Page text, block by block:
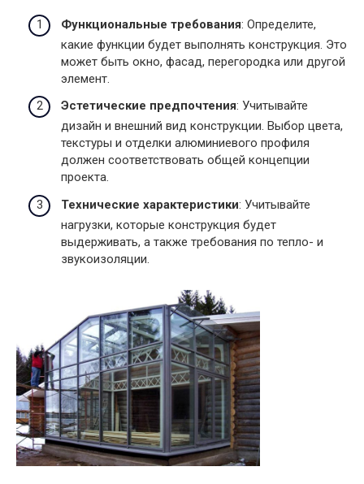
Функциональные требования: Определите,
какие функции будет выполнять конструкция. Это
может быть окно, фасад, перегородка или другой
элемент.
Эстетические предпочтения: Учитывайте
дизайн и внешний вид конструкции. Выбор цвета,
текстуры и отделки алюминиевого профиля
должен соответствовать общей концепции
проекта.
Технические характеристики: Учитывайте
нагрузки, которые конструкция будет
выдерживать, а также требования по тепло- и
звукоизоляции.